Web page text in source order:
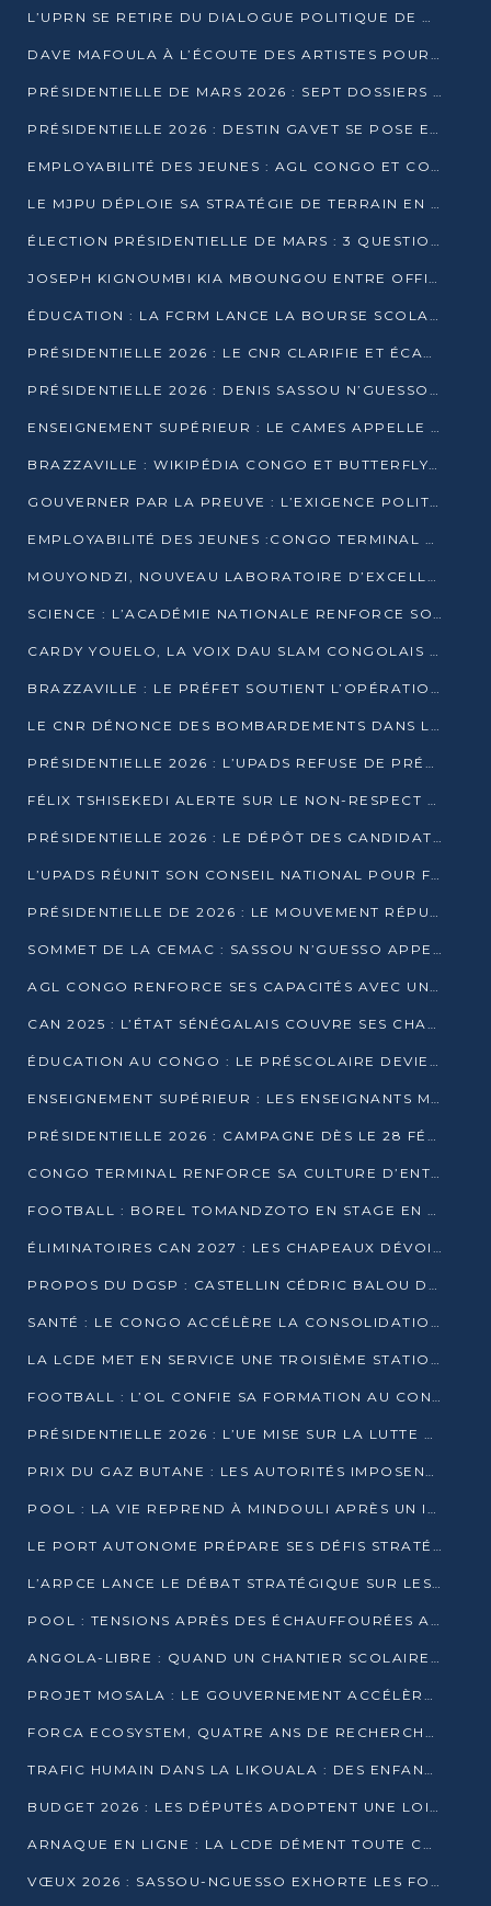
L’UPRN SE RETIRE DU DIALOGUE POLITIQUE DE DJAMBALA : TENSIONS DANS LE PRÉ-ÉLECTORAL CONGOLAIS
DAVE MAFOULA À L’ÉCOUTE DES ARTISTES POUR REDÉFINIR SA POLITIQUE CULTURELLE
PRÉSIDENTIELLE DE MARS 2026 : SEPT DOSSIERS DE CANDIDATURE ENREGISTRÉS À LA CLÔTURE DES DÉPÔTS
PRÉSIDENTIELLE 2026 : DESTIN GAVET SE POSE EN CANDIDAT DU « RAS-LE-BOL »
EMPLOYABILITÉ DES JEUNES : AGL CONGO ET CONGO TERMINAL S’ALLIENT À UCAC-ICAM
LE MJPU DÉPLOIE SA STRATÉGIE DE TERRAIN EN FAVEUR DE DSN
ÉLECTION PRÉSIDENTIELLE DE MARS : 3 QUESTIONS À UN EXPERT CONGOLAIS DE LA CYBERSÉCURITÉ
JOSEPH KIGNOUMBI KIA MBOUNGOU ENTRE OFFICIELLEMENT EN COURSE POUR LA PRÉSIDENTIELLE
ÉDUCATION : LA FCRM LANCE LA BOURSE SCOLAIRE FRANCINE-NTOUMI POUR PROMOUVOIR LES FILIÈRES SCIENTIFIQUES
PRÉSIDENTIELLE 2026 : LE CNR CLARIFIE ET ÉCARTE LA CANDIDATURE DU PASTEUR NTUMI
PRÉSIDENTIELLE 2026 : DENIS SASSOU N’GUESSO ANNONCE OFFICIELLEMENT SA CANDIDATURE
ENSEIGNEMENT SUPÉRIEUR : LE CAMES APPELLE À UNE UNIVERSITÉ AFRICAINE AXÉE SUR L’EMPLOYABILITÉ
BRAZZAVILLE : WIKIPÉDIA CONGO ET BUTTERFLY SCELLENT UN PARTENARIAT POUR STRUCTURER LE BÉNÉVOLAT NUMÉRIQUE
GOUVERNER PAR LA PREUVE : L’EXIGENCE POLITIQUE DU XXIᵉ SIÈCLE
EMPLOYABILITÉ DES JEUNES :CONGO TERMINAL S’ALLIE À L’ESCIC POUR RAPPROCHER L’ÉCOLE DU TERRAIN
MOUYONDZI, NOUVEAU LABORATOIRE D’EXCELLENCE PÉDAGOGIQUE AVEC L’ENFICE
SCIENCE : L’ACADÉMIE NATIONALE RENFORCE SON ÉQUIPE ET TRACE SA FEUILLE DE ROUTE 2026
CARDY YOUELO, LA VOIX DAU SLAM CONGOLAIS QUI INTERPELLE LE MONDE
BRAZZAVILLE : LE PRÉFET SOUTIENT L’OPÉRATION « ZÉRO KULUNA » ET APPELLE À LA VIGILANCE CITOYENNE
LE CNR DÉNONCE DES BOMBARDEMENTS DANS LE POOL ET ACCUSE LE GOUVERNEMENT
PRÉSIDENTIELLE 2026 : L’UPADS REFUSE DE PRÉSENTER UN CANDIDAT ET DÉNONCE UN PROCESSUS NON CRÉDIBLE
FÉLIX TSHISEKEDI ALERTE SUR LE NON-RESPECT DES ENGAGEMENTS DE PAIX APRÈS SA RENCONTRE AVEC D. SASSOU-NGUESSO
PRÉSIDENTIELLE 2026 : LE DÉPÔT DES CANDIDATURES OUVERT DU 29 JANVIER AU 12 FÉVRIER
L’UPADS RÉUNIT SON CONSEIL NATIONAL POUR FIXER SA LIGNE POLITIQUE À DEUX MOIS DE LA PRÉSIDENTIELLE
PRÉSIDENTIELLE DE 2026 : LE MOUVEMENT RÉPUBLICAIN DÉNONCE UNE CONVOCATION ÉLECTORALE « OPAQUE ET PRÉCIPITÉE »
SOMMET DE LA CEMAC : SASSOU N’GUESSO APPELLE À LA VIGILANCE FACE AUX RISQUES ÉCONOMIQUES
AGL CONGO RENFORCE SES CAPACITÉS AVEC UNE GRUE DE 250 TONNES
CAN 2025 : L’ÉTAT SÉNÉGALAIS COUVRE SES CHAMPIONS D’AFRIQUE DE RÉCOMPENSES EXCEPTIONNELLES
ÉDUCATION AU CONGO : LE PRÉSCOLAIRE DEVIENT OBLIGATOIRE, LE BTS CONSACRÉ DIPLÔME D’ÉTAT
ENSEIGNEMENT SUPÉRIEUR : LES ENSEIGNANTS MAINTIENNENT LA GRÈVE ET EXIGENT UN ACCORD ÉCRIT AVEC L’ÉTAT
PRÉSIDENTIELLE 2026 : CAMPAGNE DÈS LE 28 FÉVRIER, SCRUTIN LES 12 ET 15 MARS
CONGO TERMINAL RENFORCE SA CULTURE D’ENTREPRISE AVEC LE PROGRAMME « WIN TOGETHER »
FOOTBALL : BOREL TOMANDZOTO EN STAGE EN ESPAGNE AVEC POLISSYA FC
ÉLIMINATOIRES CAN 2027 : LES CHAPEAUX DÉVOILÉS, LE CONGO FIXÉ SUR SON SORT
PROPOS DU DGSP : CASTELLIN CÉDRIC BALOU DÉNONCE DES PROPOS INTIMIDANTS
SANTÉ : LE CONGO ACCÉLÈRE LA CONSOLIDATION DE L’OFFRE DE SOINS
LA LCDE MET EN SERVICE UNE TROISIÈME STATION D’EAU POTABLE À MFILOU
FOOTBALL : L’OL CONFIE SA FORMATION AU CONGOLAIS CHRISTIAN BASSILA
PRÉSIDENTIELLE 2026 : L’UE MISE SUR LA LUTTE CONTRE LA DÉSINFORMATION
PRIX DU GAZ BUTANE : LES AUTORITÉS IMPOSENT LE RESPECT DES PRIX RÉGLEMENTÉS
POOL : LA VIE REPREND À MINDOULI APRÈS UN INCIDENT ARMÉ SUR LA RN1
LE PORT AUTONOME PRÉPARE SES DÉFIS STRATÉGIQUES DE 2026
L’ARPCE LANCE LE DÉBAT STRATÉGIQUE SUR LES DONNÉES, L’IA ET LA FINANCE NUMÉRIQUE AU CONGO
POOL : TENSIONS APRÈS DES ÉCHAUFFOURÉES ARMÉES ENTRE DGSP ET EX-MILICIENS NINJA
ANGOLA-LIBRE : QUAND UN CHANTIER SCOLAIRE DEVIENT LE MIROIR D’UN CONGO EN MOUVEMENT
PROJET MOSALA : LE GOUVERNEMENT ACCÉLÈRE L’INSERTION DES JEUNES EN 2026
FORCA ECOSYSTEM, QUATRE ANS DE RECHERCHE DE TERRAIN AVANT UN LANCEMENT OFFICIEL EN 2026
TRAFIC HUMAIN DANS LA LIKOUALA : DES ENFANTS AUTOCHTONES RÉDUITS AU TRAVAIL FORCÉ
BUDGET 2026 : LES DÉPUTÉS ADOPTENT UNE LOI DES FINANCES DE PLUS DE 2500 MILLIARDS FCFA
ARNAQUE EN LIGNE : LA LCDE DÉMENT TOUTE CAMPAGNE DE RECRUTEMENT
VŒUX 2026 : SASSOU-NGUESSO EXHORTE LES FORCES VIVES À RENFORCER L’UNITÉ